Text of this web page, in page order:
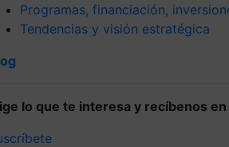
Programas, financiación,
Tendencias y visión estratégica
lo que te interesa y recíbenos